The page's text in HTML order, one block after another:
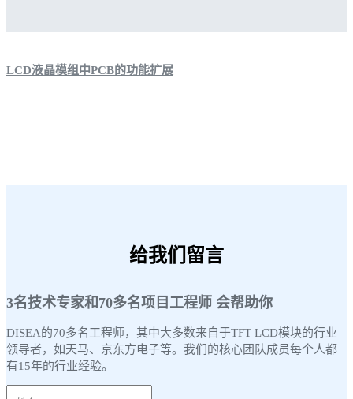
LCD液晶模组中PCB的功能扩展
给我们留言
3名技术专家和70多名项目工程师 会帮助你
DISEA的70多名工程师，其中大多数来自于TFT LCD模块的行业
领导者，如天马、京东方电子等。我们的核心团队成员每个人都
有15年的行业经验。